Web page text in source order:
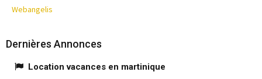
Webangelis
Dernières Annonces
Location vacances en martinique